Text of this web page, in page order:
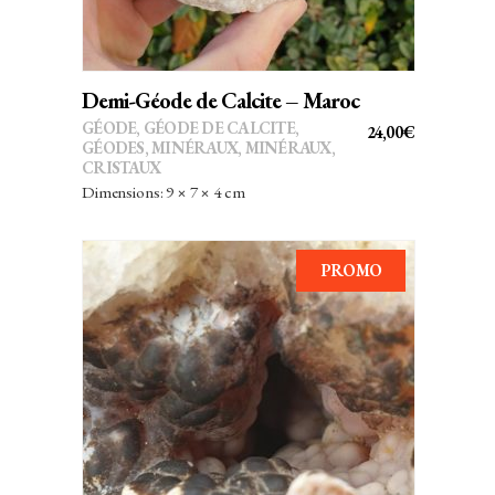
Demi-Géode de Calcite – Maroc
24,00€
GÉODE, GÉODE DE CALCITE,
GÉODES,MINÉRAUX, MINÉRAUX,
CRISTAUX
Dimensions: 9 × 7 × 4 cm
PROMO
AJOUTER AU PANIER